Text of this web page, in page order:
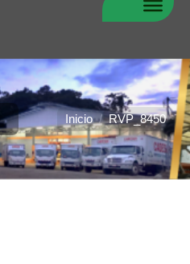
Estás aquí:Inicio RVP_8450